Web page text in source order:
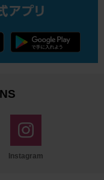
Instagram